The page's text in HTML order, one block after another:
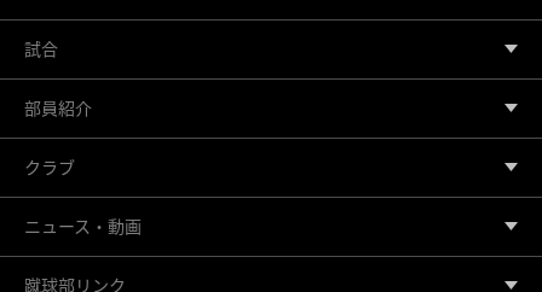
試合
部員紹介
クラブ
ニュース・動画
蹴球部リンク